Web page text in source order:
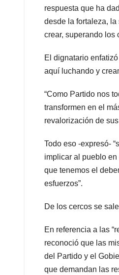
respuesta que ha
desde la fortaleza,
crear, superando los
El dignatario
aquí luchando y
“Como Partido nos
transformen en el
revalorización de
Todo eso -expresó-
implicar al pueblo
que tenemos el
esfuerzos”.
De los cercos se
En referencia a las
reconoció que las
del Partido y el
que demandan las